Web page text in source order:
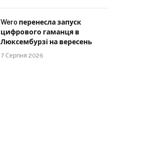
Wero перенесла запуск
цифрового гаманця в
Люксембурзі на вересень
7 Серпня 2026